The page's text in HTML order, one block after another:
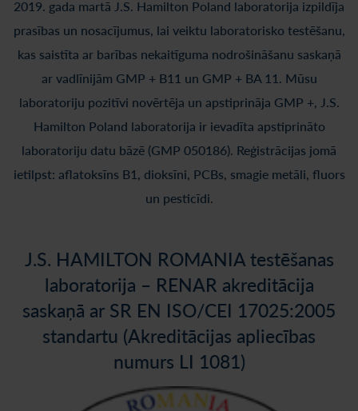
2019. gada martā J.S. Hamilton Poland laboratorija izpildīja
prasības un nosacījumus, lai veiktu laboratorisko testēšanu,
kas saistīta ar barības nekaitīguma nodrošināšanu saskaņā
ar vadlīnijām GMP + B11 un GMP + BA 11. Mūsu
laboratoriju pozitīvi novērtēja un apstiprināja GMP +, J.S.
Hamilton Poland laboratorija ir ievadīta apstiprināto
laboratoriju datu bāzē (GMP 050186). Reģistrācijas jomā
ietilpst: aflatoksīns B1, dioksīni, PCBs, smagie metāli, fluors
un pesticīdi.
J.S. HAMILTON ROMANIA testēšanas
laboratorija – RENAR akreditācija
saskaņā ar SR EN ISO/CEI 17025:2005
standartu (Akreditācijas apliecības
numurs LI 1081)